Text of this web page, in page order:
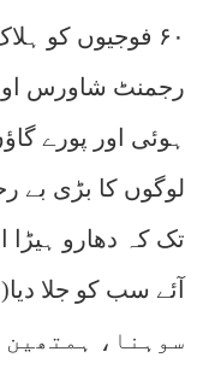
۶۰ فوجیوں کو
رجمنٹ شاورس
ہوئی اور پورے
تک کہ دھارو ہیڑا
آئے سب کو جلا دیا( ۲۲)
سوہنا،